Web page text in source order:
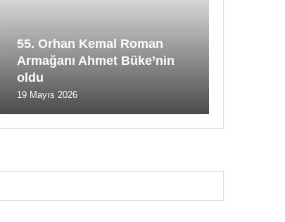
55. Orhan Kemal Roman
Armağanı Ahmet Büke’nin
oldu
19 Mayıs 2026